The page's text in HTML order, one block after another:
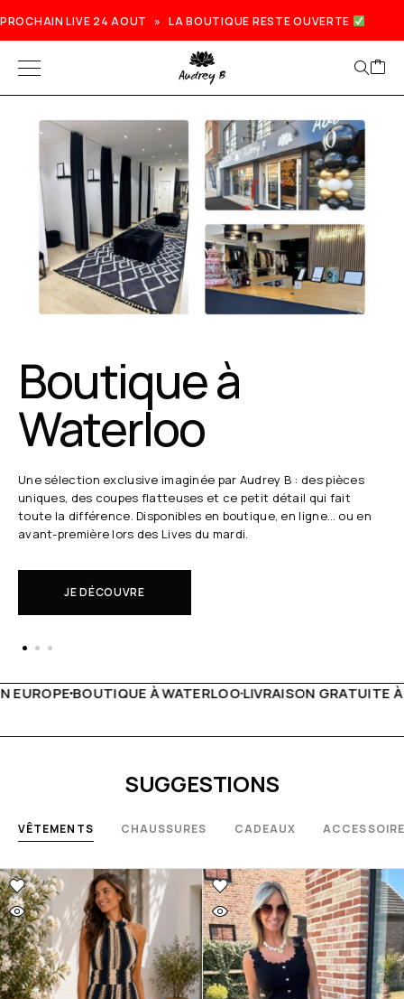
PROCHAIN LIVE 24 AOUT » LA BOUTIQUE RESTE OUVERTE
Boutique à
Waterloo
Une sélection exclusive imaginée par Audrey B : des pièces
uniques, des coupes flatteuses et ce petit détail qui fait
toute la différence. Disponibles en boutique, en ligne… ou en
avant-première lors des Lives du mardi.
JE DÉCOUVRE
LIVRAISON GRATUITE À PARTIR DE 150€LIVE
SUGGESTIONS
VÊTEMENTS CHAUSSURES CADEAUX